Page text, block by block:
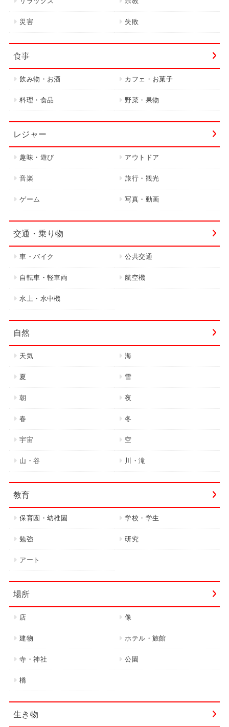
災害 失敗
食事
飲み物・お酒 カフェ・お菓子
料理・食品 野菜・果物
レジャー
趣味・遊び アウトドア
音楽 旅行・観光
ゲーム 写真・動画
交通・乗り物
車・バイク 公共交通
自転車・軽車両 航空機
水上・水中機
自然
天気 海
夏 雪
朝 夜
春 冬
宇宙 空
山・谷 川・滝
教育
保育園・幼稚園 学校・学生
勉強 研究
アート
場所
店 像
建物 ホテル・旅館
寺・神社 公園
橋
生き物